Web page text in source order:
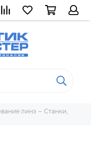
линз
Станки,